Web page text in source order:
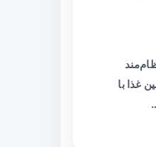
غذا با